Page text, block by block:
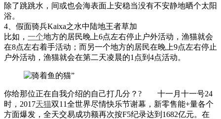
除了跳跳水，间或也会海表面上安稳当没有不安静地晒个太阳
浴。
4、假面骑兵Kaixa之水中陆地王者草加
比如， 一个地方的居民晚上6点左右停止户外活动，渔猫就会
在8点左右着手活动；而另一个地方的居民在晚上9点左右停止
户外活动，渔猫就会在第二天凌晨的1点到4点活动。
你给那位正在自我介绍的自己打几分？? 十一月十一号24
时，2017天猫双11全世界尽情快乐节谢幕，新零售能+量各个
方面爆发，全天交易成功额再次按F5纪录达到1682亿元。在